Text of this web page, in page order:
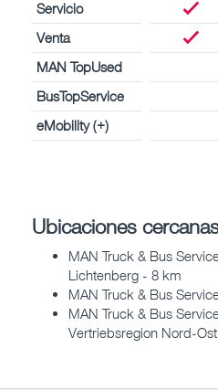
Servicio
Venta
MAN TopUsed
BusTopService
eMobility (+)
Ubicaciones
MAN Truck & Bus
Lichtenberg - 8 km
MAN Truck & Bus
MAN Truck & Bus
Vertriebsregion Nord-